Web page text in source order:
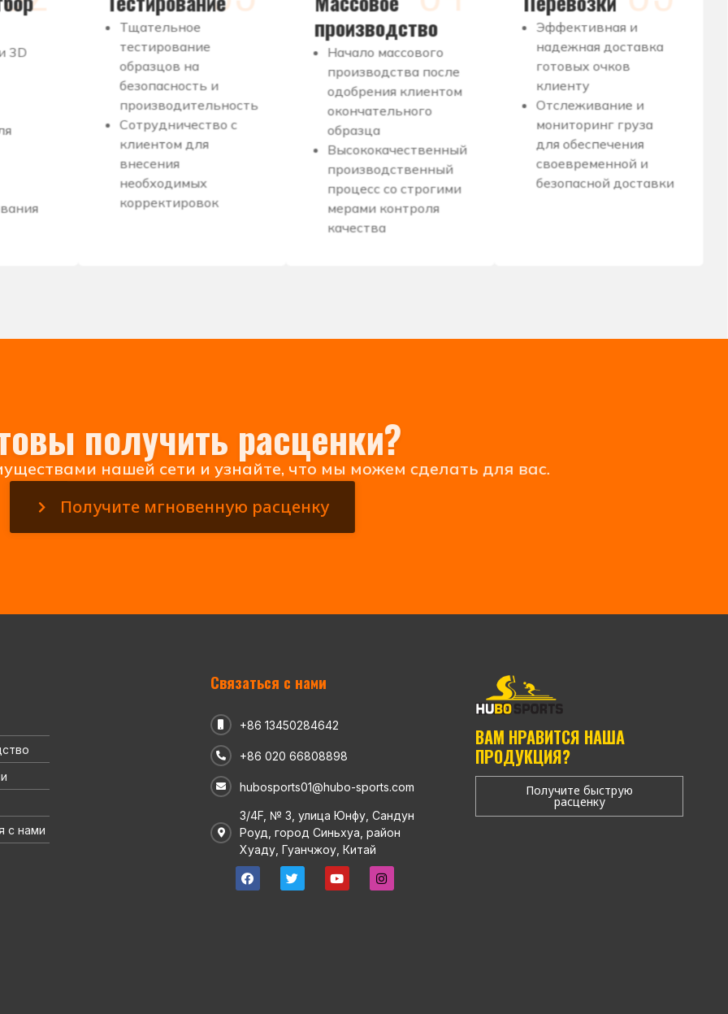
3D
Тщательное
тестирование
образцов на
безопасность и
производительность
Сотрудничество с
клиентом для
внесения
необходимых
корректировок
производство
Начало массового
производства после
одобрения клиентом
окончательного
образца
Высококачественный
производственный
процесс со строгими
мерами контроля
качества
Эффективная и
надежная доставка
готовых очков
клиенту
Отслеживание и
мониторинг груза
для обеспечения
своевременной и
безопасной доставки
получить расценки?
нашей сети и узнайте, что мы можем сделать для вас.
Получите мгновенную расценку
с нами
Связаться с нами
+86 13450284642
+86 020 66808898
hubosports01@hubo-sports.com
3/4F, № 3, улица Юнфу, Сандун
Роуд, город Синьхуа, район
Хуаду, Гуанчжоу, Китай
ВАМ НРАВИТСЯ НАША
ПРОДУКЦИЯ?
Получите быструю
расценку